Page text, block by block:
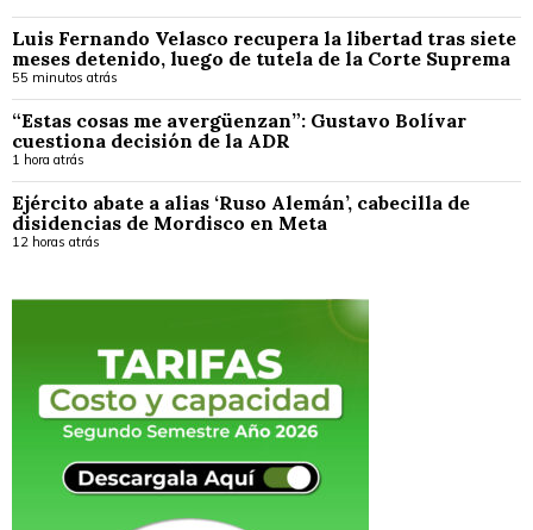
Luis Fernando Velasco recupera la libertad tras siete
meses detenido, luego de tutela de la Corte Suprema
55 minutos atrás
“Estas cosas me avergüenzan”: Gustavo Bolívar
cuestiona decisión de la ADR
1 hora atrás
Ejército abate a alias ‘Ruso Alemán’, cabecilla de
disidencias de Mordisco en Meta
12 horas atrás